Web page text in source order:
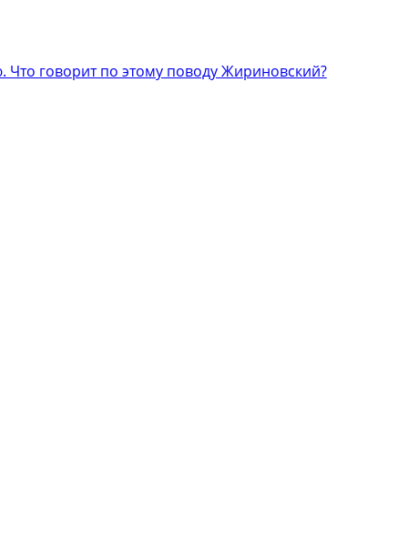
говорит по этому поводу Жириновский?